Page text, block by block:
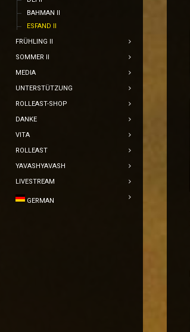
BAHMAN II
ESFAND II
FRÜHLING II
SOMMER II
MEDIA
UNTERSTÜTZUNG
ROLLEAST-SHOP
DANKE
VITA
ROLLEAST
YAVASHYAVASH
LIVESTREAM
GERMAN